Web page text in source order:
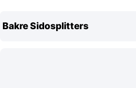
Bakre Sidosplitters